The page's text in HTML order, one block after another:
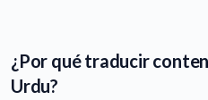
¿Por qué traducir
Urdu?